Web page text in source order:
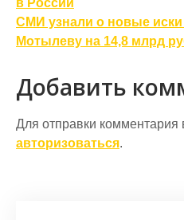
по
записям
в России
СМИ узнали о новые иски
Мотылеву на 14,8 млрд
Добавить
Для отправки
авторизоваться.